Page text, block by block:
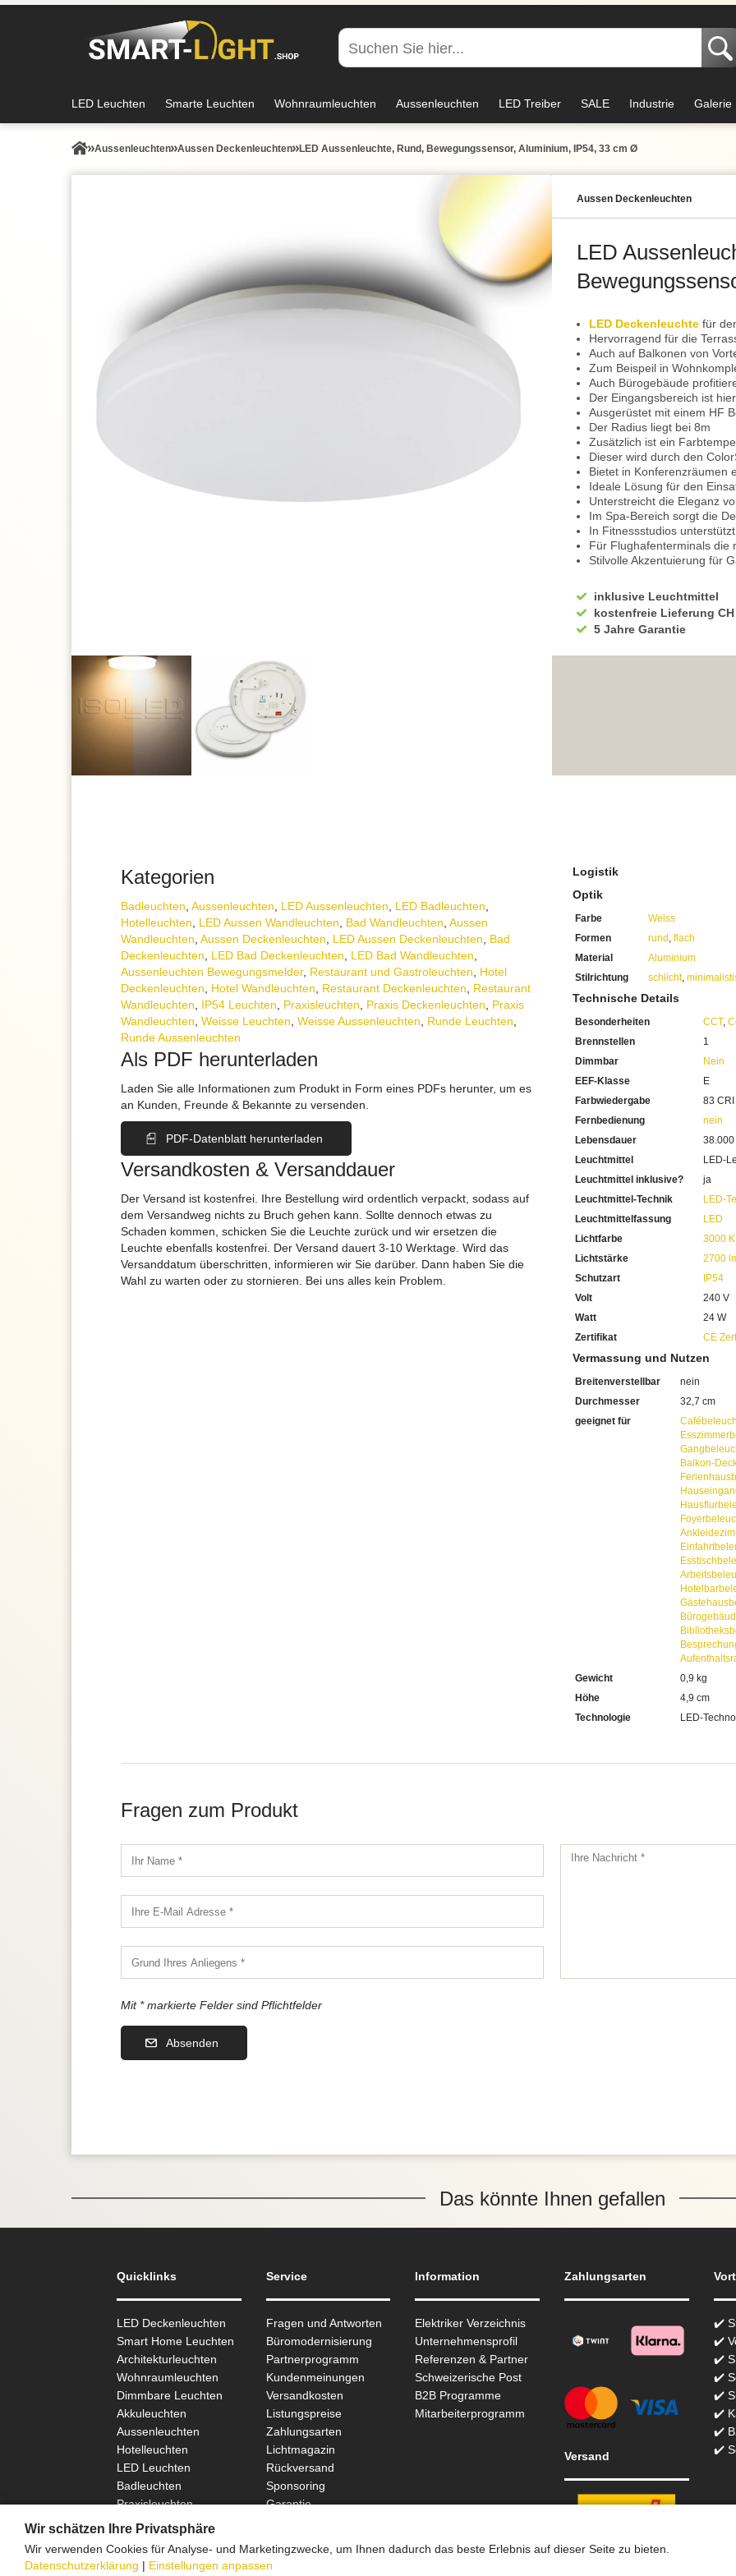
LED Leuchten Smarte Leuchten Wohnraumleuchten Aussenleuchten LED Treiber SALE Industrie Galerie
Aussen­leuchten Aussen Deckenleuchten LED Aussenleuchte, Rund, Bewegungssensor, Aluminium, IP54, 33 cm Ø
Aussen Deckenleuchten
LED
LED Deckenleuchte für
Hervorragend für die
Auch auf Balkonen von
Zum Beispeil in
Auch Bürogebäude
Der Eingangsbereich ist
Ausgerüstet mit einem HF
Der Radius liegt bei 8m
Zusätzlich ist ein
Dieser wird durch den
Bietet in Konferenzräumen
Ideale Lösung für den
Unterstreicht die Eleganz
Im Spa-Bereich sorgt die
In Fitnessstudios
Für Flughafenterminals die
Stilvolle Akzentuierung für
Produktpräsentation
AlsHotelbeleuchtungin
Ausstrahlung
In modernen Wohnküchen
In Bürogebäuden bringt
Klassifikation, ideal
Durchmesser beträgt 32,7
Höhe von 4,9 cm
Lichtstärke von 2700 Lumen
Lichtfarbe variabel
Farbwiedergabe von 83
Sie haben bei uns 5 Jahre
Bei Fragen, kontaktieren Sie
Erkundigen Sie sich bei
inklusive Leuchtmittel
kostenfreie Lieferung CH
5 Jahre Garantie
Kategorien
Badleuchten, Aussen­leuchten, LED Aussenleuchten, LED Badleuchten,
Hotelleuchten, LED Aussen Wandleuchten, Bad Wandleuchten, Aussen
Wandleuchten, Aussen Deckenleuchten, LED Aussen Deckenleuchten, Bad
Deckenleuchten, LED Bad Deckenleuchten, LED Bad Wandleuchten,
Aussenleuchten Bewegungs­melder, Restaurant und Gastroleuchten, Hotel
Deckenleuchten, Hotel Wandleuchten, Restaurant Deckenleuchten, Restaurant
Wandleuchten, IP54 Leuchten, Praxisleuchten, Praxis Deckenleuchten, Praxis
Wandleuchten, Weisse Leuchten, Weisse Aussenleuchten, Runde Leuchten,
Runde Aussenleuchten
Als PDF herunterladen
Laden Sie alle Informationen zum Produkt in Form eines PDFs herunter, um es
an Kunden, Freunde & Bekannte zu versenden.
PDF-Datenblatt herunterladen
Versandkosten & Versanddauer
Der Versand ist kostenfrei. Ihre Bestellung wird ordentlich verpackt, sodass auf
dem Versandweg nichts zu Bruch gehen kann. Sollte dennoch etwas zu
Schaden kommen, schicken Sie die Leuchte zurück und wir ersetzen die
Leuchte ebenfalls kostenfrei. Der Versand dauert 3-10 Werktage. Wird das
Versanddatum überschritten, informieren wir Sie darüber. Dann haben Sie die
Wahl zu warten oder zu stornieren. Bei uns alles kein Problem.
Logistik
Optik
Farbe
Weiss
Formen
rund , flach
Material
Aluminium
Stilrichtung
schlicht,
Technische Details
Besonderheiten CCT,
Brennstellen
1
Dimmbar
Nein
EEF-Klasse
E
Farbwiedergabe
83 CRI
Fernbedienung
nein
Lebensdauer
38.000
Leuchtmittel
LED-
Leuchtmittel inklusive?
ja
Leuchtmittel-Technik
LED-
Leuchtmittelfassung
LED
Lichtfarbe
3000 K
Lichtstärke
2700
Schutzart
IP54
Volt
240 V
Watt
24 W
Zertifikat
CE
Vermassung und Nutzen
Breitenverstellbar
nein
Durchmesser
32,7 cm
geeignet für
Balkon-
Gewicht
0,9 kg
Höhe
4,9 cm
Technologie
LED-
Fragen zum Produkt
Mit * markierte Felder sind Pflichtfelder
Absenden
Das könnte Ihnen gefallen
Quicklinks
LED Deckenleuchten
Smart Home Leuchten
Architekturleuchten
Wohnraum­leuchten
Dimmbare Leuchten
Akkuleuchten
Aussen­leuchten
Hotelleuchten
LED Leuchten
Badleuchten
Praxisleuchten
SCHÖNER WOHNEN
Service
Fragen und Antworten
Büromodernisierung
Partnerprogramm
Kundenmeinungen
Versandkosten
Listungspreise
Zahlungsarten
Lichtmagazin
Rückversand
Sponsoring
Garantie
Information
Elektriker Verzeichnis
Unternehmensprofil
Referenzen & Partner
Schweizerische Post
B2B Programme
Mitarbeiterprogramm
Zahlungsarten
Versand
✔️
✔️
✔️
✔️
✔️
✔️
✔️
✔️
Wir schätzen Ihre Privatsphäre
Wir verwenden Cookies für Analyse- und Marketingzwecke, um Ihnen dadurch das beste Erlebnis auf dieser Seite zu bieten.
Datenschutzerklärung | Einstellungen anpassen